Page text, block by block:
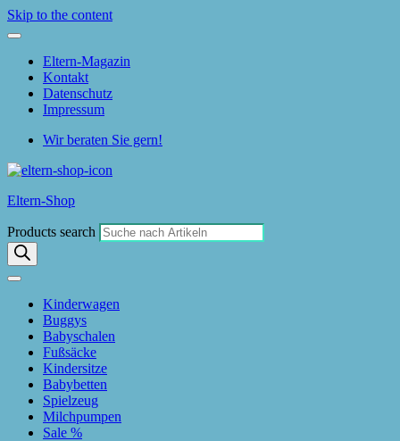
Skip to the content
Eltern-Magazin
Kontakt
Datenschutz
Impressum
Wir beraten Sie gern!
Eltern-Shop
Products search
Kinderwagen
Buggys
Babyschalen
Fußsäcke
Kindersitze
Babybetten
Spielzeug
Milchpumpen
Sale %